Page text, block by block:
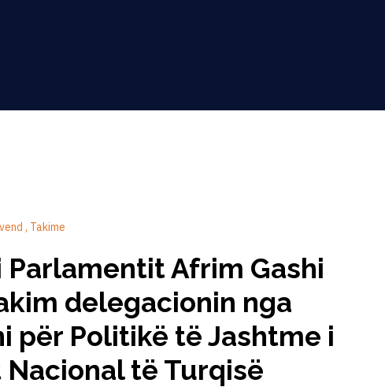
Takime
Parlamentit Afrim Gashi
delegacionin nga
për Politikë të Jashtme i
Nacional të Turqisë